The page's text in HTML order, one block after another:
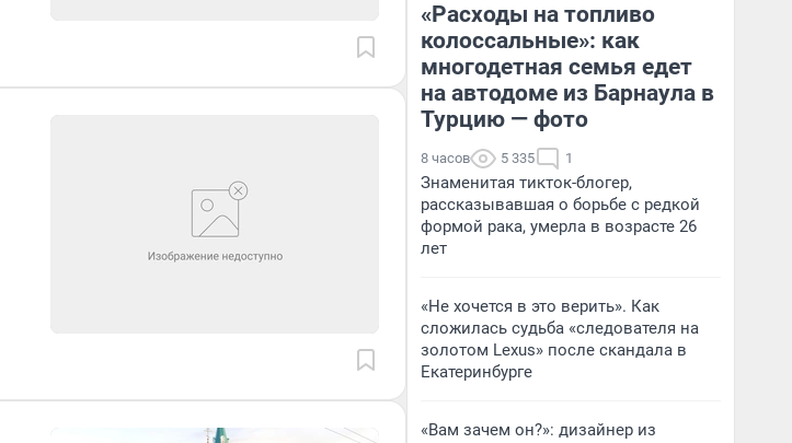
«Расходы на топливо
колоссальные»: как
многодетная семья едет
на автодоме из Барнаула в
Турцию — фото
8 часов 5 335 1
Знаменитая тикток-блогер,
рассказывавшая о борьбе с редкой
формой рака, умерла в возрасте 26
лет
«Не хочется в это верить». Как
сложилась судьба «следователя на
золотом Lexus» после скандала в
Екатеринбурге
«Вам зачем он?»: дизайнер из